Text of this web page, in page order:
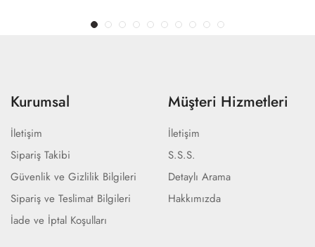
Kurumsal
İletişim
Sipariş Takibi
Güvenlik ve Gizlilik Bilgileri
Sipariş ve Teslimat Bilgileri
İade ve İptal Koşulları
Müşteri Hizmetleri
İletişim
S.S.S.
Detaylı Arama
Hakkımızda